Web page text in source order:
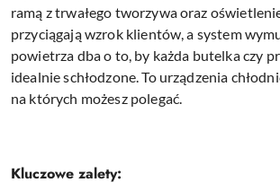
ramą z trwałego tworzywa oraz
przyciągają wzrok klientów, a system
powietrza dba o to, by każda butelka czy
idealnie schłodzone. To urządzenia
na których możesz polegać.
Kluczowe zalety: